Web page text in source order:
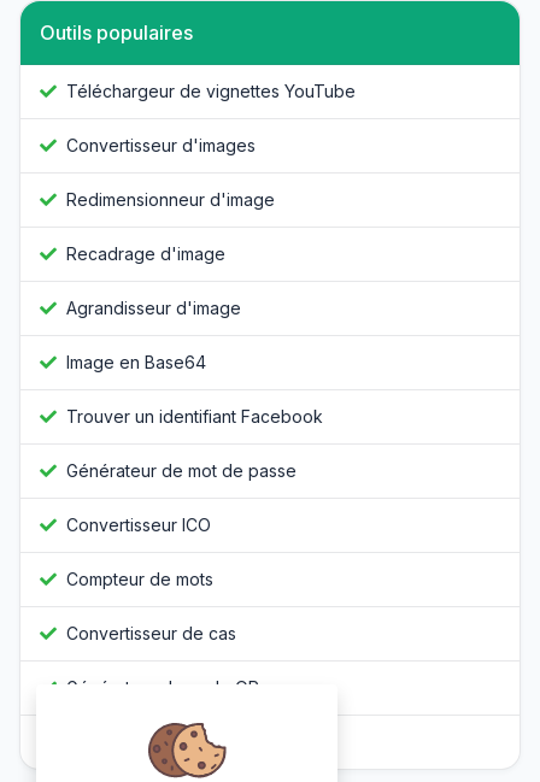
Outils populaires
Téléchargeur de vignettes YouTube
Convertisseur d'images
Redimensionneur d'image
Recadrage d'image
Agrandisseur d'image
Image en Base64
Trouver un identifiant Facebook
Générateur de mot de passe
Convertisseur ICO
Compteur de mots
Convertisseur de cas
Générateur de code QR
Obfuscateur Javascript